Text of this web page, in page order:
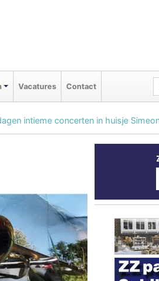
Vacatures Contact
intieme concerten in huisje